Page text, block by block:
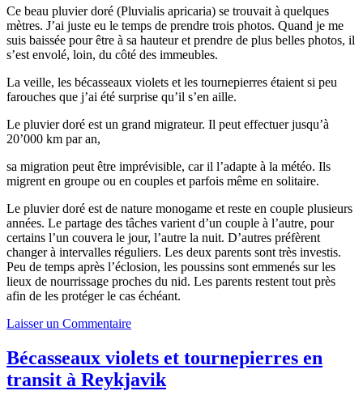
Ce beau pluvier doré (Pluvialis apricaria) se trouvait à quelques
mètres. J’ai juste eu le temps de prendre trois photos. Quand je me
suis baissée pour être à sa hauteur et prendre de plus belles photos, il
s’est envolé, loin, du côté des immeubles.
La veille, les bécasseaux violets et les tournepierres étaient si peu
farouches que j’ai été surprise qu’il s’en aille.
Le pluvier doré est un grand migrateur. Il peut effectuer jusqu’à
20’000 km par an,
sa migration peut être imprévisible, car il l’adapte à la météo. Ils
migrent en groupe ou en couples et parfois même en solitaire.
Le pluvier doré est de nature monogame et reste en couple plusieurs
années. Le partage des tâches varient d’un couple à l’autre, pour
certains l’un couvera le jour, l’autre la nuit. D’autres préfèrent
changer à intervalles réguliers. Les deux parents sont très investis.
Peu de temps après l’éclosion, les poussins sont emmenés sur les
lieux de nourrissage proches du nid. Les parents restent tout près
afin de les protéger le cas échéant.
Laisser un Commentaire
Bécasseaux violets et tournepierres en
transit à Reykjavik